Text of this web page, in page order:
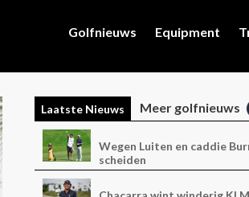
Golfnieuws Equipment
Laatste Nieuws Meer golfnieuws
Wegen Luiten en caddie
scheiden